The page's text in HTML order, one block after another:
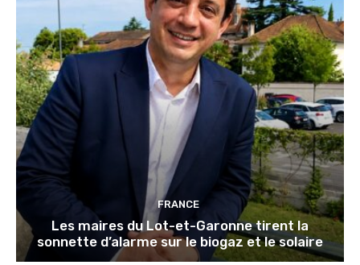
FRANCE
Les maires du Lot-et-Garonne tirent la
sonnette d’alarme sur le biogaz et le solaire